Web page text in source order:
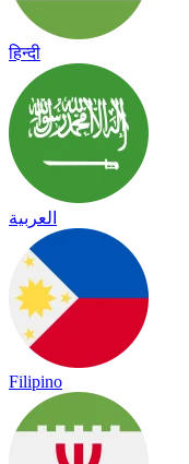
हिन्दी
العربية
Filipino